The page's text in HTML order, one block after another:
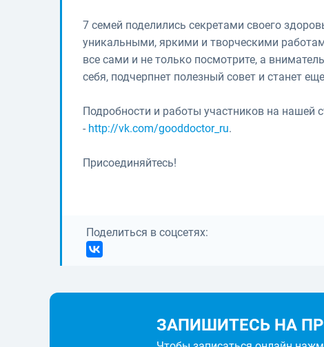
7 семей поделились секретами своего
уникальными, яркими и творческими
все сами и не только посмотрите, а
себя, подчерпнет полезный совет и станет
Подробности и работы участников на нашей
- http://vk.com/gooddoctor_ru.
Присоединяйтесь!
Поделиться в соцсетях:
ЗАПИШИТЕСЬ НА